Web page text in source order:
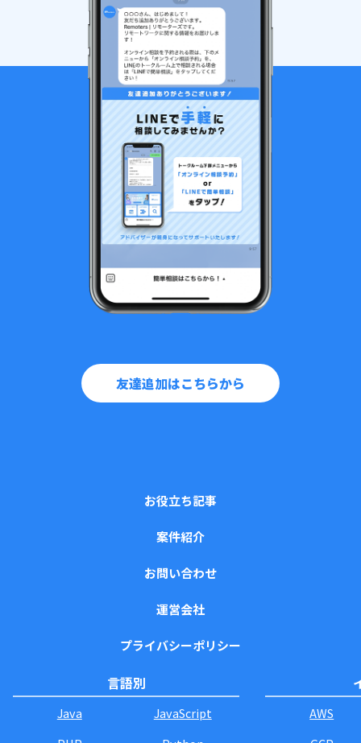
友達追加はこちらから
お役立ち記事
案件紹介
お問い合わせ
運営会社
プライバシーポリシー
言語別
Java
JavaScript
AWS